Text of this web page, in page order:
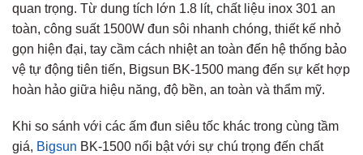
quan trọng. Từ dung tích lớn 1.8 lít, chất liệu inox 301 an
toàn, công suất 1500W đun sôi nhanh chóng, thiết kế nhỏ
gọn hiện đại, tay cầm cách nhiệt an toàn đến hệ thống bảo
vệ tự động tiên tiến, Bigsun BK-1500 mang đến sự kết hợp
hoàn hảo giữa hiệu năng, độ bền, an toàn và thẩm mỹ.
Khi so sánh với các ấm đun siêu tốc khác trong cùng tầm
giá, Bigsun BK-1500 nổi bật với sự chú trọng đến chất